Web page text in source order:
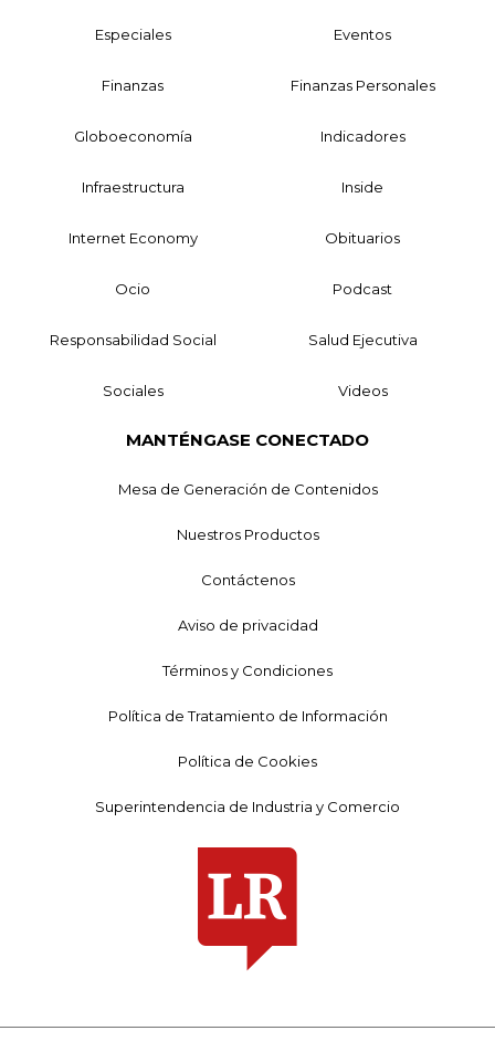
Especiales Eventos
Finanzas Finanzas Personales
Globoeconomía Indicadores
Infraestructura Inside
Internet Economy Obituarios
Ocio Podcast
Responsabilidad Social Salud Ejecutiva
Sociales Videos
MANTÉNGASE CONECTADO
Mesa de Generación de Contenidos
Nuestros Productos
Contáctenos
Aviso de privacidad
Términos y Condiciones
Política de Tratamiento de Información
Política de Cookies
Superintendencia de Industria y Comercio